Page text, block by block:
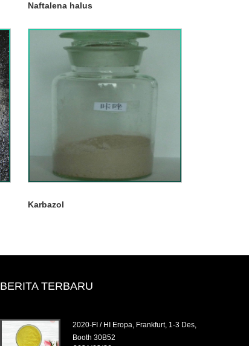
Naftalena halus
Karbazol
BERITA TERBARU
2020-FI / HI Eropa, Frankfurt, 1-3 Des,
Booth 30B52